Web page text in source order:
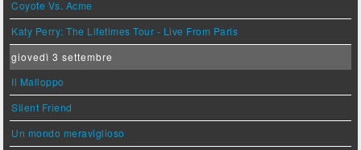
Coyote Vs. Acme
Katy Perry: The Lifetimes Tour - Live From Paris
giovedì 3 settembre
Il Malloppo
Silent Friend
Un mondo meraviglioso